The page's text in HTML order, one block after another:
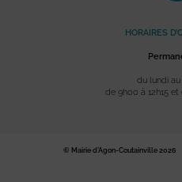
HORAIRES
du lundi
de 9h00 à 12h15 et
© Mairie d'Agon-Coutainville 2026